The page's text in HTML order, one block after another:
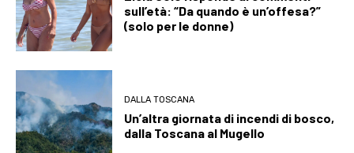
sull’età: “Da quando è un’offesa?”
(solo per le donne)
DALLA TOSCANA
Un’altra giornata di incendi di bosco,
dalla Toscana al Mugello